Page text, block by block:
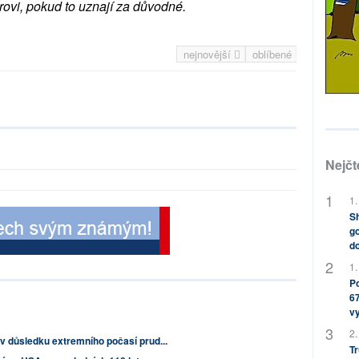
pokud to uznají za důvodné.
nejnovější oblíbené
důsledku extremního počasí prud...